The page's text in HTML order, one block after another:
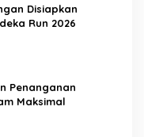
Disiapkan
Run 2026
Penanganan
Maksimal